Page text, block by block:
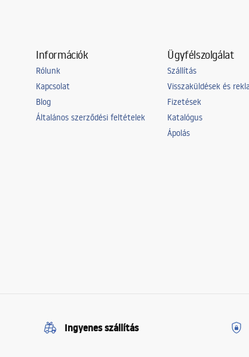
Információk
Rólunk
Kapcsolat
Blog
Általános szerződési feltételek
Ügyfélszolgálat
Szállítás
Visszaküldések és
Fizetések
Katalógus
Ápolás
Ingyenes szállítás